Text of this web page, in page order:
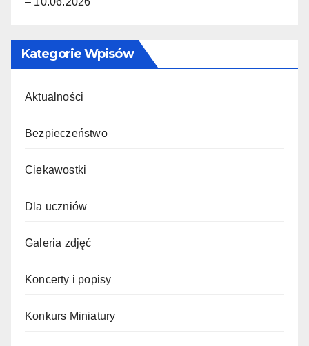
Kategorie Wpisów
Aktualności
Bezpieczeństwo
Ciekawostki
Dla uczniów
Galeria zdjęć
Koncerty i popisy
Konkurs Miniatury